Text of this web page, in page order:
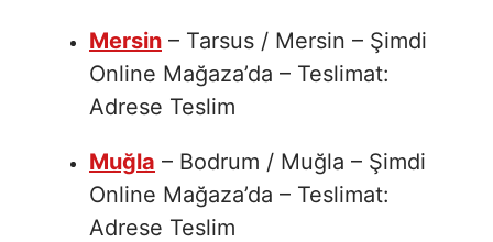
Mersin – Tarsus / Mersin – Şimdi
Online Mağaza’da – Teslimat:
Adrese Teslim
Muğla – Bodrum / Muğla – Şimdi
Online Mağaza’da – Teslimat:
Adrese Teslim